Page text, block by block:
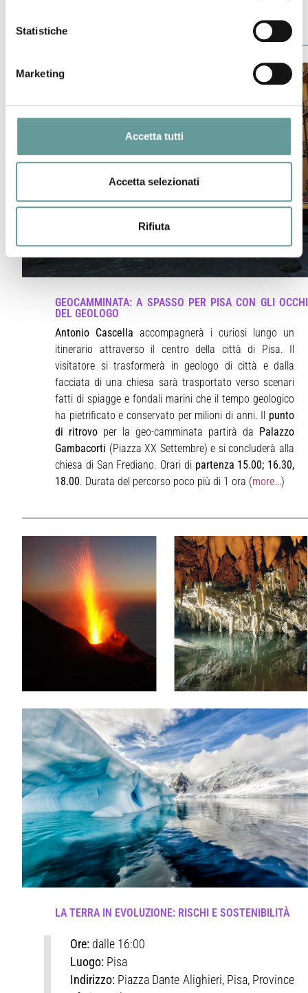
Statistiche
Marketing
Accetta tutti
Accetta selezionati
Rifiuta
GEOCAMMINATA: A SPASSO PER PISA CON GLI OCCHI
DEL GEOLOGO
Antonio Cascella accompagnerà i curiosi lungo un
itinerario attraverso il centro della città di Pisa. Il
visitatore si trasformerà in geologo di città e dalla
facciata di una chiesa sarà trasportato verso scenari
fatti di spiagge e fondali marini che il tempo geologico
ha pietrificato e conservato per milioni di anni. Il punto
di ritrovo per la geo-camminata partirà da Palazzo
Gambacorti (Piazza XX Settembre) e si concluderà alla
chiesa di San Frediano. Orari di partenza 15.00; 16.30,
18.00. Durata del percorso poco più di 1 ora (more…)
LA TERRA IN EVOLUZIONE: RISCHI E SOSTENIBILITÀ
Ore: dalle 16:00
Luogo: Pisa
Indirizzo: Piazza Dante Alighieri, Pisa, Province